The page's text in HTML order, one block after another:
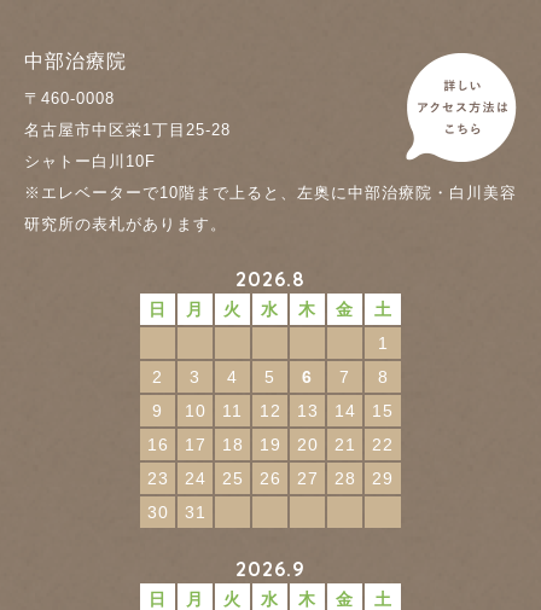
中部治療院
〒460-0008
名古屋市中区栄1丁目25-28
シャトー白川10F
※エレベーターで10階まで上ると、左奥に中部治療院・白川美容
研究所の表札があります。
2026.8
日 月 火 水 木 金
土
1
2
3 4 5 6 7
8
9
10 11 12 13 14
15
16
17 18 19 20 21
22
23
24 25 26 27 28
29
30
31
2026.9
日 月 火 水 木 金
土